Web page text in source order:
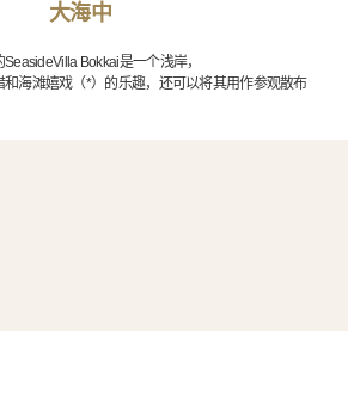
大海中
Bokkai是一个浅岸，
海滩嬉戏（*）的乐趣，还可以将其用作参观散布